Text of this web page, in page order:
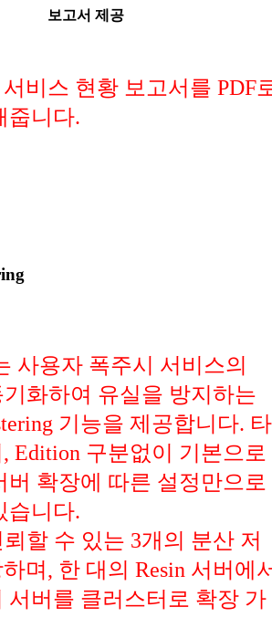
보고서 제공
비스 현황 보고서를 PDF
줍니다.
사용자 폭주시 서비스의
기화하여 유실을 방지하는
기능을 제공합니다. 타
Edition 구분없이 기본으로
버 확장에 따른 설정만으로
습니다.
뢰할 수 있는 3개의 분산 저
며, 한 대의 Resin 서버에
서버를 클러스터로 확장 가